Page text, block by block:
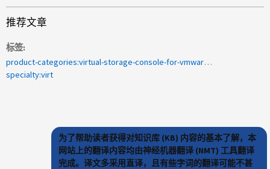
推荐文章
标签
product-categories:virtual-storage-console-for-vmware-vsphere
specialty:virt
为了帮助读者获得对知识库 (KB) 内容的基本了解，本
网站上的翻译内容均由神经机器翻译 (NMT) 工具翻译
完成。译文多采用直译，且有些字词的翻译可能不甚